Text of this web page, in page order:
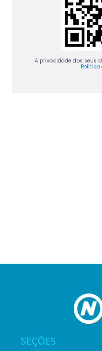
A privacidade dos seus
Política
SEÇÕES